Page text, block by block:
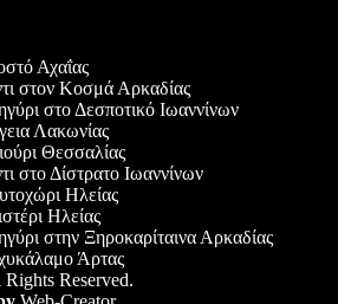
Αχαΐας
στον Κοσμά Αρκαδίας
στο Δεσποτικό Ιωαννίνων
Λακωνίας
Θεσσαλίας
στο Δίστρατο Ιωαννίνων
Ηλείας
Ηλείας
στην Ξηροκαρίταινα Αρκαδίας
Άρτας
Reserved.